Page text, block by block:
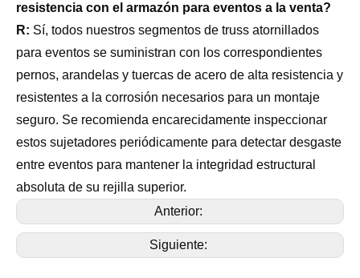
resistencia con el armazón para eventos a la venta?
R: Sí, todos nuestros segmentos de truss atornillados
para eventos se suministran con los correspondientes
pernos, arandelas y tuercas de acero de alta resistencia y
resistentes a la corrosión necesarios para un montaje
seguro. Se recomienda encarecidamente inspeccionar
estos sujetadores periódicamente para detectar desgaste
entre eventos para mantener la integridad estructural
absoluta de su rejilla superior.
Anterior:
Siguiente: